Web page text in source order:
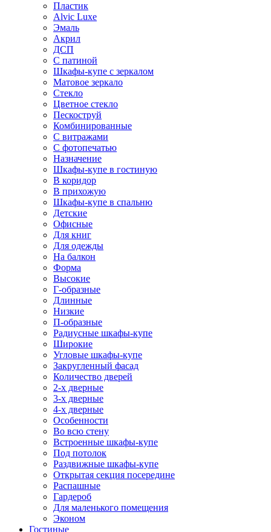
Пластик
Alvic Luxe
Эмаль
Акрил
ДСП
С патиной
Шкафы-купе с зеркалом
Матовое зеркало
Стекло
Цветное стекло
Пескоструй
Комбинированные
С витражами
С фотопечатью
Назначение
Шкафы-купе в гостиную
В коридор
В прихожую
Шкафы-купе в спальню
Детские
Офисные
Для книг
Для одежды
На балкон
Форма
Высокие
Г-образные
Длинные
Низкие
П-образные
Радиусные шкафы-купе
Широкие
Угловые шкафы-купе
Закругленный фасад
Количество дверей
2-х дверные
3-х дверные
4-х дверные
Особенности
Во всю стену
Встроенные шкафы-купе
Под потолок
Раздвижные шкафы-купе
Открытая секция посередине
Распашные
Гардероб
Для маленького помещения
Эконом
Гостиные